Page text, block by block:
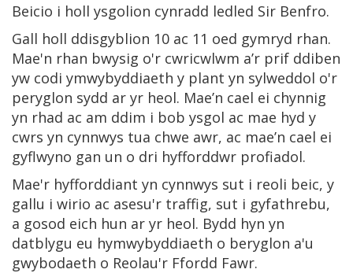
Beicio i holl ysgolion cynradd ledled Sir Benfro.
Gall holl ddisgyblion 10 ac 11 oed gymryd rhan.
Mae'n rhan bwysig o'r cwricwlwm a’r prif ddiben
yw codi ymwybyddiaeth y plant yn sylweddol o'r
peryglon sydd ar yr heol. Mae’n cael ei chynnig
yn rhad ac am ddim i bob ysgol ac mae hyd y
cwrs yn cynnwys tua chwe awr, ac mae’n cael ei
gyflwyno gan un o dri hyfforddwr profiadol.
Mae'r hyfforddiant yn cynnwys sut i reoli beic, y
gallu i wirio ac asesu'r traffig, sut i gyfathrebu,
a gosod eich hun ar yr heol. Bydd hyn yn
datblygu eu hymwybyddiaeth o beryglon a'u
gwybodaeth o Reolau'r Ffordd Fawr.